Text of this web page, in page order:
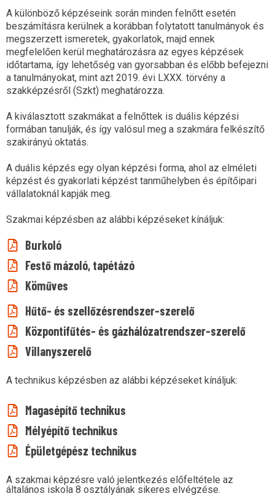
A különböző képzéseink során minden felnőtt esetén
beszámításra kerülnek a korábban folytatott tanulmányok és
megszerzett ismeretek, gyakorlatok, majd ennek
megfelelően kerül meghatározásra az egyes képzések
időtartama, így lehetőség van gyorsabban és előbb befejezni
a tanulmányokat, mint azt 2019. évi LXXX. törvény a
szakképzésről (Szkt) meghatározza.
A kiválasztott szakmákat a felnőttek is duális képzési
formában tanulják, és így valósul meg a szakmára felkészítő
szakirányú oktatás.
A duális képzés egy olyan képzési forma, ahol az elméleti
képzést és gyakorlati képzést tanműhelyben és építőipari
vállalatoknál kapják meg.
Szakmai képzésben az alábbi képzéseket kínáljuk:
Burkoló
Festő mázoló, tapétázó
Köműves
Hűtő- és szellőzésrendszer-szerelő
Központifűtés- és gázhálózatrendszer-szerelő
Villanyszerelő
A technikus képzésben az alábbi képzéseket kínáljuk:
Magasépítő technikus
Mélyépítő technikus
Épületgépész technikus
A szakmai képzésre való jelentkezés előfeltétele az
általános iskola 8 osztályának sikeres elvégzése.